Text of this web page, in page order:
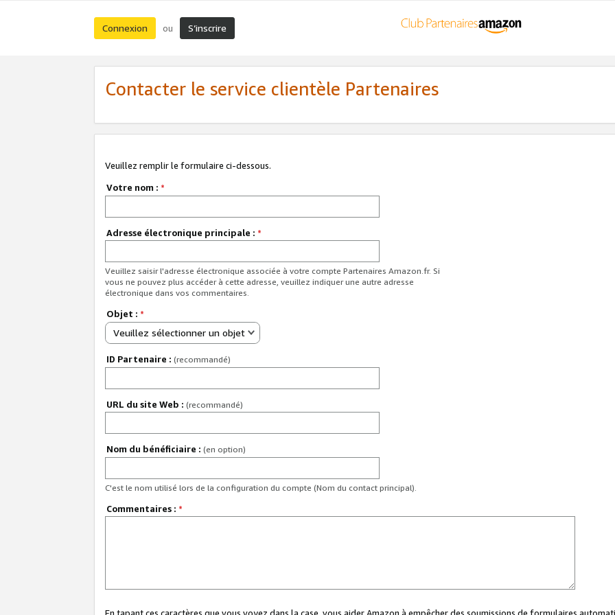
Connexion ou S’inscrire
Contacter le service clientèle Partenaires
Veuillez remplir le formulaire ci-dessous.
Votre nom : *
Adresse électronique principale : *
Veuillez saisir l'adresse électronique associée à votre compte Partenaires Amazon.fr. Si
vous ne pouvez plus accéder à cette adresse, veuillez indiquer une autre adresse
électronique dans vos commentaires.
Objet : *
Veuillez sélectionner un objet
ID Partenaire : (recommandé)
URL du site Web : (recommandé)
Nom du bénéficiaire : (en option)
C'est le nom utilisé lors de la configuration du compte (Nom du contact principal).
Commentaires : *